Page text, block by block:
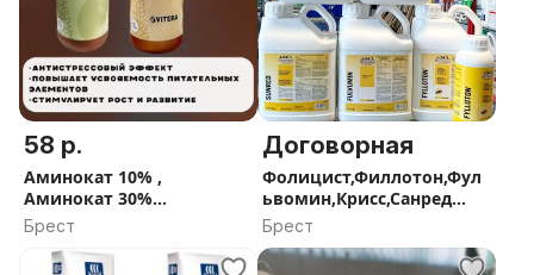
58 р.
Аминокат 10% ,
Аминокат 30%
аминокислоты , Келик
Калия, Атланте 0.30.20
Atlantica
Брест
Договорная
Фолицист,Филлотон,Фул
ьвомин,Крисс,Санред
стимуляторы BIOLCHIM
Брест